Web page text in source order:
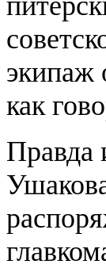
экипаж
как
Правда